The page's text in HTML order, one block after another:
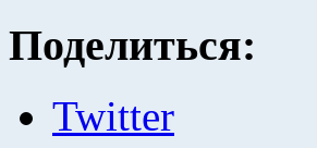
Поделиться:
Twitter